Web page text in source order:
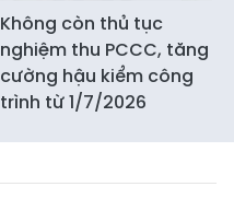
Không còn thủ tục
nghiệm thu PCCC, tăng
cường hậu kiểm công
trình từ 1/7/2026